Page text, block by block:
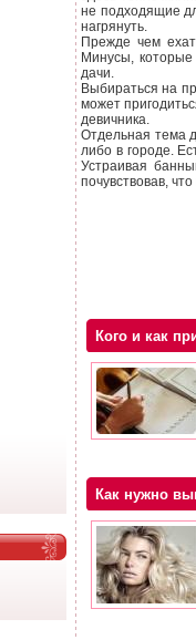
не подходящие
нагрянуть.
Прежде чем
Минусы,
дачи.
Выбираться на
может
девичника.
Отдельная тема
либо в городе.
Устраивая
почувствовав,
Кого и как
Как нужно